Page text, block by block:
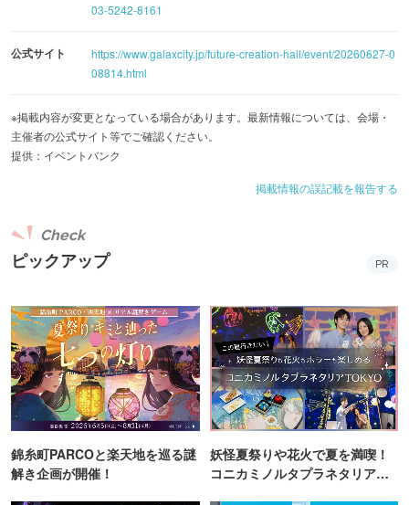
03-5242-8161
公式サイト
https://www.galaxcity.jp/future-creation-hall/event/20260627-0
08814.html
※掲載内容が変更となっている場合があります。最新情報については、会場・
主催者の公式サイト等でご確認ください。
提供：イベントバンク
掲載情報の誤記載を報告する
ピックアップ
Check
PR
錦糸町PARCOと楽天地を巡る謎
解き企画が開催！
妖怪夏祭りや花火で夏を満喫！
コニカミノルタプラネタリア